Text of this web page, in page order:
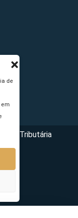
de
Tributária